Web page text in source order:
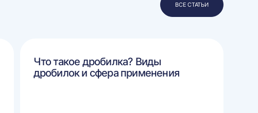
ВСЕ СТАТЬИ
Что такое дробилка? Виды
дробилок и сфера применения